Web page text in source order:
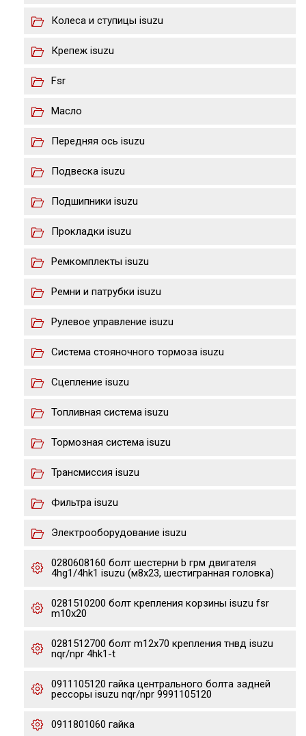
Колеса и ступицы isuzu
Крепеж isuzu
Fsr
Масло
Передняя ось isuzu
Подвеска isuzu
Подшипники isuzu
Прокладки isuzu
Ремкомплекты isuzu
Ремни и патрубки isuzu
Рулевое управление isuzu
Система стояночного тормоза isuzu
Сцепление isuzu
Топливная система isuzu
Тормозная система isuzu
Трансмиссия isuzu
Фильтра isuzu
Электрооборудование isuzu
0280608160 болт шестерни b грм двигателя
4hg1/4hk1 isuzu (м8х23, шестигранная головка)
0281510200 болт крепления корзины isuzu fsr
m10x20
0281512700 болт m12x70 крепления тнвд isuzu
nqr/npr 4hk1-t
0911105120 гайка центрального болта задней
рессоры isuzu nqr/npr 9991105120
0911801060 гайка